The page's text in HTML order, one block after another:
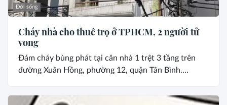
Đời sống
Cháy nhà cho thuê trọ ở TPHCM, 2 người tử
vong
Đám cháy bùng phát tại căn nhà 1 trệt 3 tầng trên
đường Xuân Hồng, phường 12, quận Tân Bình....